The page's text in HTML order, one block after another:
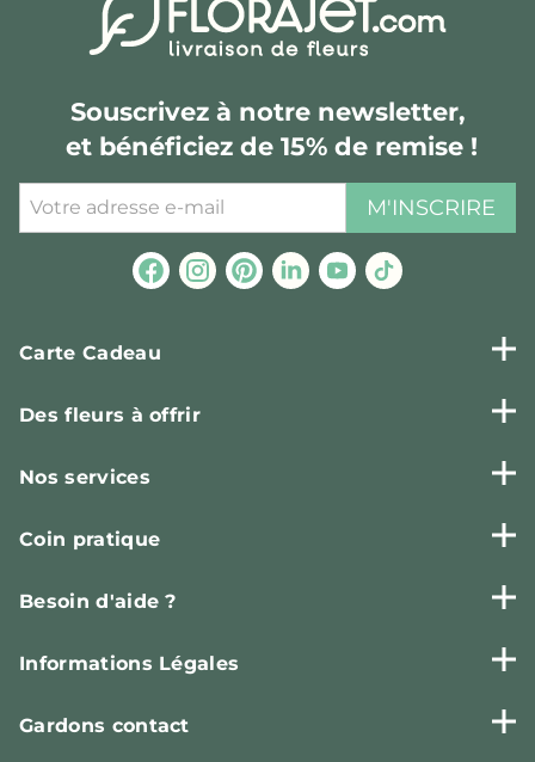
Souscrivez à notre newsletter,
et bénéficiez de 15% de remise !
M'INSCRIRE
Carte Cadeau
Des fleurs à offrir
Nos services
Coin pratique
Besoin d'aide ?
Informations Légales
Gardons contact